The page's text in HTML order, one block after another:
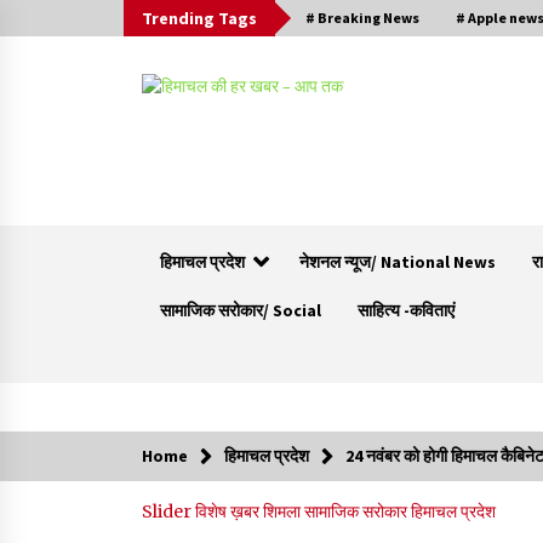
Trending Tags # Breaking News # Apple news
हिमाचल प्रदेश नेशनल न्यूज/ National News
सामाजिक सरोकार/ Social साहित्य -कविताएं
11 से 13 सितंबर तक आयोजित होगी 27वीं वार्षिक खेलकूद
Home हिमाचल प्रदेश 24 नवंबर को होगी हिमाचल
Sliderविशेष ख़बरशिमलासामाजिक सरोकारहिमाचल प्रदेश